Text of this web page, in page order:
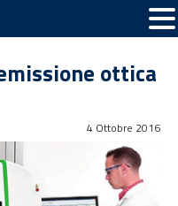
ottica
4 Ottobre 2016